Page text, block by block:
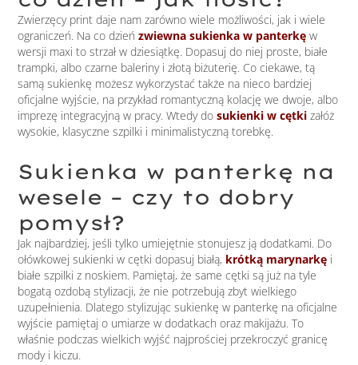
Zwierzęcy print daje nam zarówno wiele możliwości, jak i wiele
ograniczeń. Na co dzieńzwiewna sukienka w panterkę w
wersji maxi to strzał w dziesiątkę. Dopasuj do niej proste, białe
trampki, albo czarne baleriny i złotą biżuterię. Co ciekawe, tą
samą sukienkę możesz wykorzystać także na nieco bardziej
oficjalne wyjście, na przykład romantyczną kolację we dwoje, albo
imprezę integracyjną w pracy. Wtedy dosukienki w cętki załóż
wysokie, klasyczne szpilki i minimalistyczną torebkę.
Sukienka w panterkę na
wesele – czy to dobry
pomysł?
Jak najbardziej, jeśli tylko umiejętnie stonujesz ją dodatkami. Do
ołówkowej sukienki w cętki dopasuj białą, krótką marynarkę i
białe szpilki z noskiem. Pamiętaj, że same cętki są już na tyle
bogatą ozdobą stylizacji, że nie potrzebują zbyt wielkiego
uzupełnienia. Dlatego stylizując sukienkę w panterkę na oficjalne
wyjście pamiętaj o umiarze w dodatkach oraz makijażu. To
właśnie podczas wielkich wyjść najprościej przekroczyć granicę
mody i kiczu.